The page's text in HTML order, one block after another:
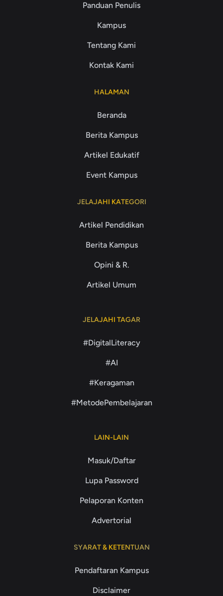
Panduan Penulis
Kampus
Tentang Kami
Kontak Kami
HALAMAN
Beranda
Berita Kampus
Artikel Edukatif
Event Kampus
JELAJAHI KATEGORI
Artikel Pendidikan
Berita Kampus
Opini & R.
Artikel Umum
JELAJAHI TAGAR
#DigitalLiteracy
#AI
#Keragaman
#MetodePembelajaran
LAIN-LAIN
Masuk/Daftar
Lupa Password
Pelaporan Konten
Advertorial
SYARAT & KETENTUAN
Pendaftaran Kampus
Disclaimer